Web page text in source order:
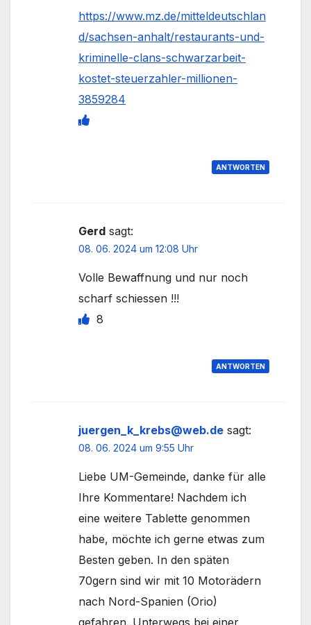
https://www.mz.de/mitteldeutschlan
d/sachsen-anhalt/restaurants-und-
kriminelle-clans-schwarzarbeit-
kostet-steuerzahler-millionen-
3859284
ANTWORTEN
Gerd sagt:
08. 06. 2024 um 12:08 Uhr
Volle Bewaffnung und nur noch
scharf schiessen !!!
8
ANTWORTEN
juergen_k_krebs@web.de sagt:
08. 06. 2024 um 9:55 Uhr
Liebe UM-Gemeinde, danke für alle
Ihre Kommentare! Nachdem ich
eine weitere Tablette genommen
habe, möchte ich gerne etwas zum
Besten geben. In den späten
70gern sind wir mit 10 Motorädern
nach Nord-Spanien (Orio)
gefahren. Unterwegs bei einer